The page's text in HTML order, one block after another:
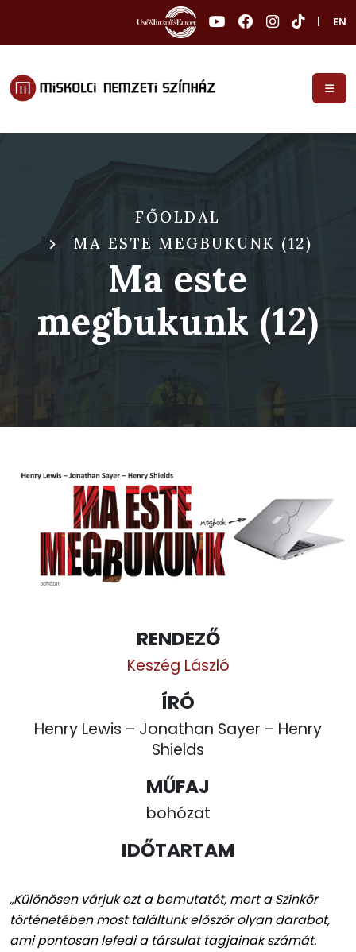
EN
FŐOLDAL
MA ESTE MEGBUKUNK (12)
Ma este
megbukunk (12)
RENDEZŐ
Keszég László
ÍRÓ
Henry Lewis – Jonathan Sayer – Henry
Shields
MŰFAJ
bohózat
IDŐTARTAM
„Különösen várjuk ezt a bemutatót, mert a Színkör
történetében most találtunk először olyan darabot,
ami pontosan lefedi a társulat tagjainak számát.